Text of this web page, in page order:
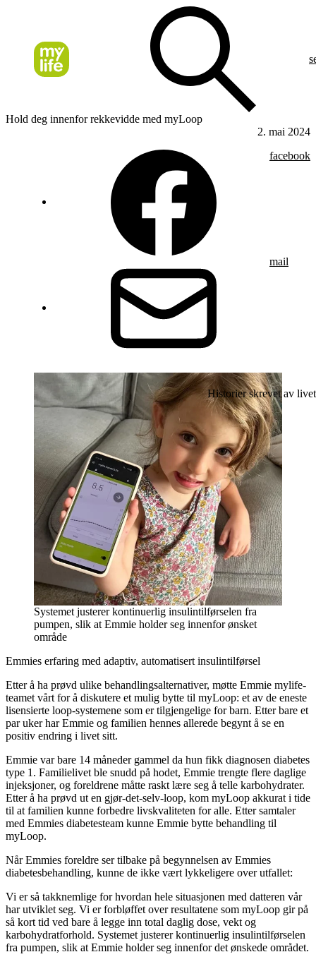
Hold deg innenfor rekkevidde med myLoop
2. mai 2024
facebook
mail
Historier skrevet av livet
Systemet justerer kontinuerlig insulintilførselen fra
pumpen, slik at Emmie holder seg innenfor ønsket
område
Emmies erfaring med adaptiv, automatisert insulintilførsel
Etter å ha prøvd ulike behandlingsalternativer, møtte Emmie mylife-
teamet vårt for å diskutere et mulig bytte til myLoop: et av de eneste
lisensierte loop-systemene som er tilgjengelige for barn. Etter bare et
par uker har Emmie og familien hennes allerede begynt å se en
positiv endring i livet sitt.
Emmie var bare 14 måneder gammel da hun fikk diagnosen diabetes
type 1. Familielivet ble snudd på hodet, Emmie trengte flere daglige
injeksjoner, og foreldrene måtte raskt lære seg å telle karbohydrater.
Etter å ha prøvd ut en gjør-det-selv-loop, kom myLoop akkurat i tide
til at familien kunne forbedre livskvaliteten for alle. Etter samtaler
med Emmies diabetesteam kunne Emmie bytte behandling til
myLoop.
Når Emmies foreldre ser tilbake på begynnelsen av Emmies
diabetesbehandling, kunne de ikke vært lykkeligere over utfallet:
Vi er så takknemlige for hvordan hele situasjonen med datteren vår
har utviklet seg. Vi er forbløffet over resultatene som myLoop gir på
så kort tid ved bare å legge inn total daglig dose, vekt og
karbohydratforhold. Systemet justerer kontinuerlig insulintilførselen
fra pumpen, slik at Emmie holder seg innenfor det ønskede området.